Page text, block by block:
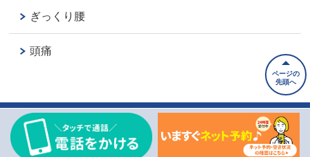
ぎっくり腰
頭痛
ページの
先頭へ